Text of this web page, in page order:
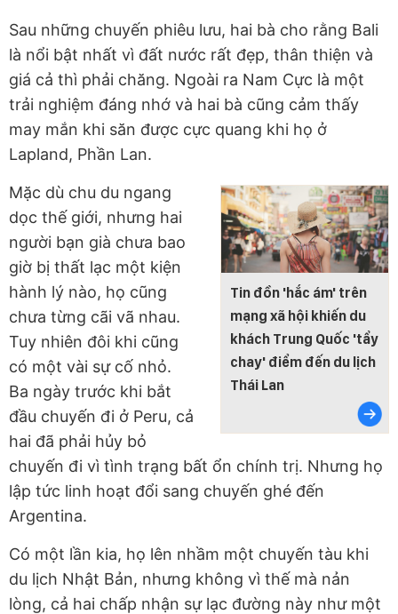
Sau những chuyến phiêu lưu, hai bà cho rằng Bali
là nổi bật nhất vì đất nước rất đẹp, thân thiện và
giá cả thì phải chăng. Ngoài ra Nam Cực là một
trải nghiệm đáng nhớ và hai bà cũng cảm thấy
may mắn khi săn được cực quang khi họ ở
Lapland, Phần Lan.
Tin đồn 'hắc ám' trên
mạng xã hội khiến du
khách Trung Quốc 'tẩy
chay' điểm đến du lịch
Thái Lan
Mặc dù chu du ngang
dọc thế giới, nhưng hai
người bạn già chưa bao
giờ bị thất lạc một kiện
hành lý nào, họ cũng
chưa từng cãi vã nhau.
Tuy nhiên đôi khi cũng
có một vài sự cố nhỏ.
Ba ngày trước khi bắt
đầu chuyến đi ở Peru, cả
hai đã phải hủy bỏ
chuyến đi vì tình trạng bất ổn chính trị. Nhưng họ
lập tức linh hoạt đổi sang chuyến ghé đến
Argentina.
Có một lần kia, họ lên nhầm một chuyến tàu khi
du lịch Nhật Bản, nhưng không vì thế mà nản
lòng, cả hai chấp nhận sự lạc đường này như một